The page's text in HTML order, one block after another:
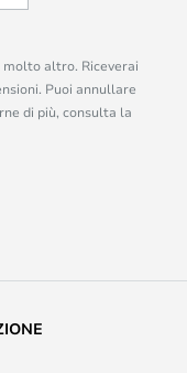
altro. Riceverai
Puoi annullare
di più, consulta la